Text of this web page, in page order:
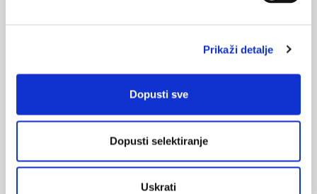
Prikaži detalje
Dopusti sve
Dopusti selektiranje
Uskrati
HZZO: smanjene cijene pojedinih dijagnostičkih